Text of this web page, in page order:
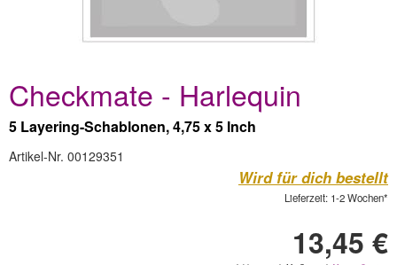
Checkmate - Harlequin
5 Layering-Schablonen, 4,75 x 5 Inch
Artikel-Nr. 00129351
Wird für dich bestellt
Lieferzeit: 1-2 Wochen*
13,45 €